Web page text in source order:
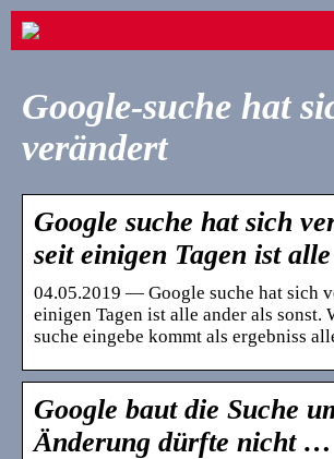
Google-suche hat
verändert
Google suche hat sich
seit einigen Tagen ist
04.05.2019 — Google suche hat sich
einigen Tagen ist alle ander als sonst.
suche eingebe kommt als ergebniss
Google baut die Suche
Änderung dürfte nicht …